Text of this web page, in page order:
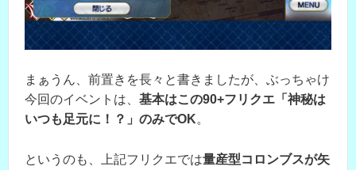
まぁうん、前置きを長々と書きましたが、ぶっちゃけ
今回のイベントは、 基本はこの90+フリクエ「神秘は
いつも足元に！？」のみでOK。
というのも、上記フリクエでは量産型コロンブスが矢